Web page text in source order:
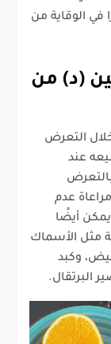
في الوقاية من
(د) من
التعرض
عند
مع مراعاة عدم
أيضًا
مثل الأسماك
وكبد
البرتقال.